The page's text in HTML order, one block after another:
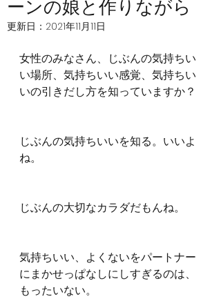
ーンの娘と作りながら
更新日： 2021年11月11日
女性のみなさん、じぶんの気持ちい
い場所、気持ちいい感覚、気持ちい
いの引きだし方を知っていますか？
じぶんの気持ちいいを知る。いいよ
ね。
じぶんの大切なカラダだもんね。
気持ちいい、よくないをパートナー
にまかせっぱなしにしすぎるのは、
もったいない。